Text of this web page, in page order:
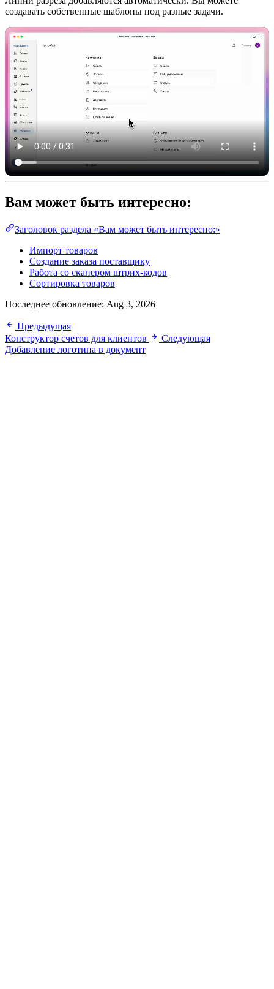
создавать собственные шаблоны под разные задачи.
Вам может быть интересно:
Заголовок раздела «Вам может быть интересно:»
Импорт товаров
Создание заказа поставщику
Работа со сканером штрих-кодов
Сортировка товаров
Последнее обновление: Aug 3, 2026
Предыдущая
Конструктор счетов для клиентов
Следующая
Добавление логотипа в документ